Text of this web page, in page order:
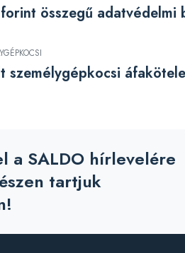
összegű adatvédelmi
személygépkocsi
a SALDO hírlevelére
tartjuk